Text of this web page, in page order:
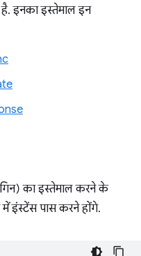
इनका इस्तेमाल इन
का इस्तेमाल करने के
इंस्टेंस पास करने होंगे.